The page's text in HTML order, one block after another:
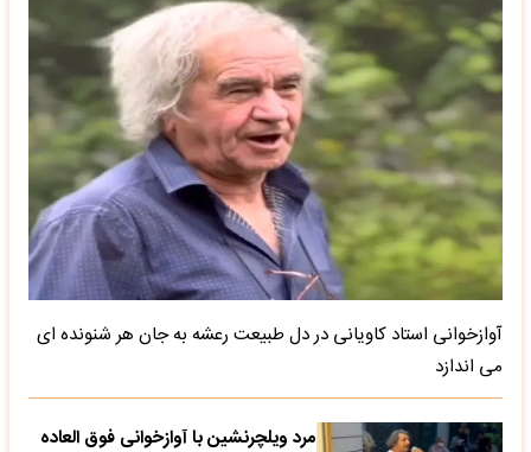
آوازخوانی استاد کاویانی در دل طبیعت رعشه به جان هر شنونده ای
می اندازد
مرد ویلچرنشین با آوازخوانی فوق العاده